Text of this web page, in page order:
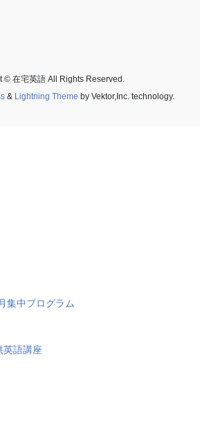
© 在宅英語 All Rights Reserved.
& Lightning Theme by Vektor,Inc. technology.
集中プログラム
英語講座